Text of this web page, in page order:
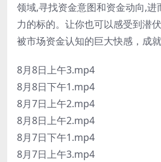
领域,寻找资金意图和资金动向,
力的标的。让你也可以感受到潜
被市场资金认知的巨大快感，成
8月8日上午3.mp4
8月8日下午1.mp4
8月7日上午2.mp4
8月8日上午2.mp4
8月7日下午1.mp4
8月7日上午3.mp4